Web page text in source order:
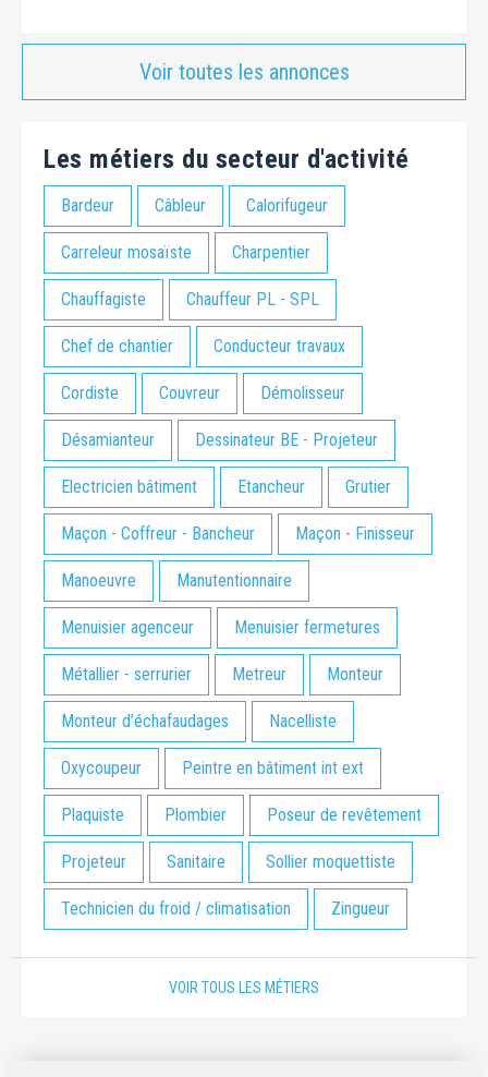
Voir toutes les annonces
Les métiers du secteur d'activité
Bardeur Câbleur Calorifugeur
Carreleur mosaïste Charpentier
Chauffagiste Chauffeur PL - SPL
Chef de chantier Conducteur travaux
Cordiste Couvreur Démolisseur
Désamianteur Dessinateur BE - Projeteur
Electricien bâtiment Etancheur Grutier
Maçon - Coffreur - Bancheur Maçon - Finisseur
Manoeuvre Manutentionnaire
Menuisier agenceur Menuisier fermetures
Métallier - serrurier Metreur Monteur
Monteur d’échafaudages Nacelliste
Oxycoupeur Peintre en bâtiment int ext
Plaquiste Plombier Poseur de revêtement
Projeteur Sanitaire Sollier moquettiste
Technicien du froid / climatisation Zingueur
VOIR TOUS LES MÉTIERS